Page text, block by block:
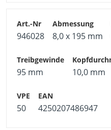
946028 8,0 x 195 mm
95 mm 10,0 mm
50 4250207486947